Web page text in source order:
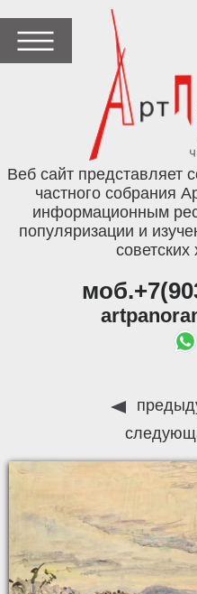
Веб сайт представляет
частного собрания
информационным
популяризации и